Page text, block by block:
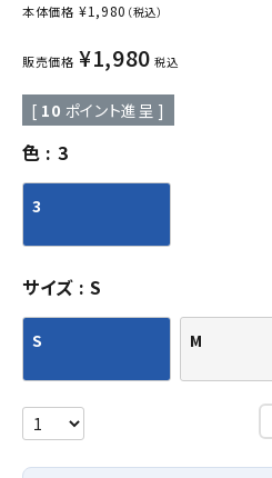
本体価格 ¥1,980 （税込）
販売価格 ¥1,980 税込
[ 10 ポイント進呈 ]
色 3
3
サイズ S
S M